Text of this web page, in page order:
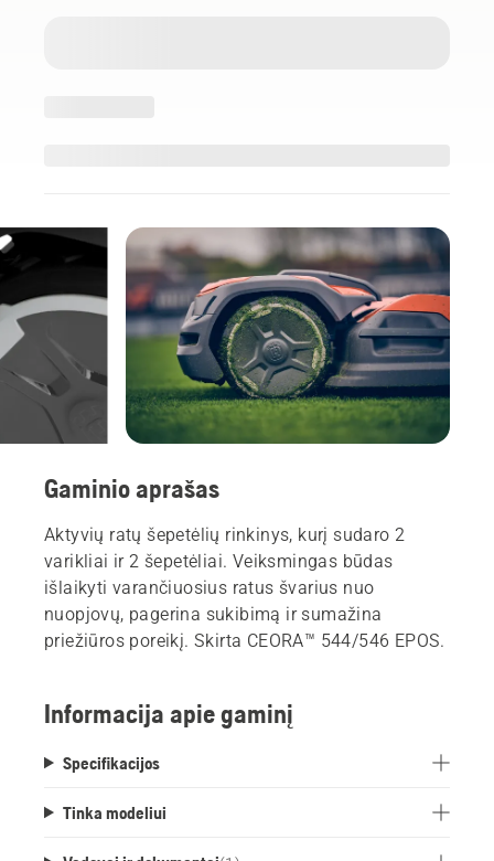
Gaminio aprašas
Aktyvių ratų šepetėlių rinkinys, kurį sudaro 2
varikliai ir 2 šepetėliai. Veiksmingas būdas
išlaikyti varančiuosius ratus švarius nuo
nuopjovų, pagerina sukibimą ir sumažina
priežiūros poreikį. Skirta CEORA™ 544/546 EPOS.
Informacija apie gaminį
Specifikacijos
Tinka modeliui